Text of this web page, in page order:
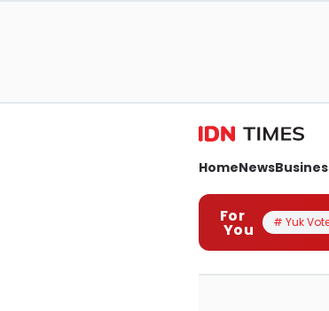
HomeNews
For
You # Yuk